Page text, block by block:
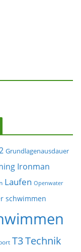
Grundlagenausdauer
Ironman
Laufen Openwater
schwimmen
T3Technik